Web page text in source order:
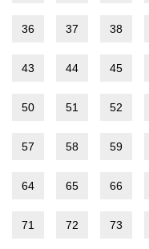
36 37 38
43 44 45
50 51 52
57 58 59
64 65 66
71 72 73